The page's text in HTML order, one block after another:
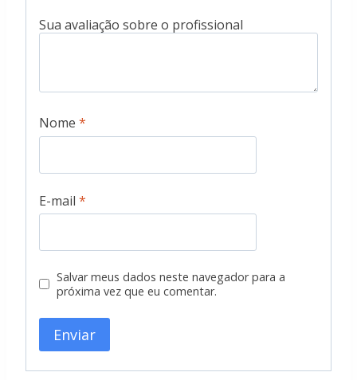
Nome *
E-mail *
Salvar meus dados neste navegador para a
próxima vez que eu comentar.